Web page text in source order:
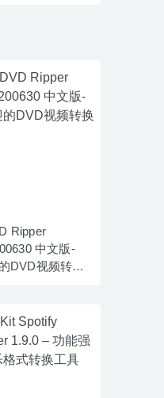
Ripper
中文版-
DVD视频转换